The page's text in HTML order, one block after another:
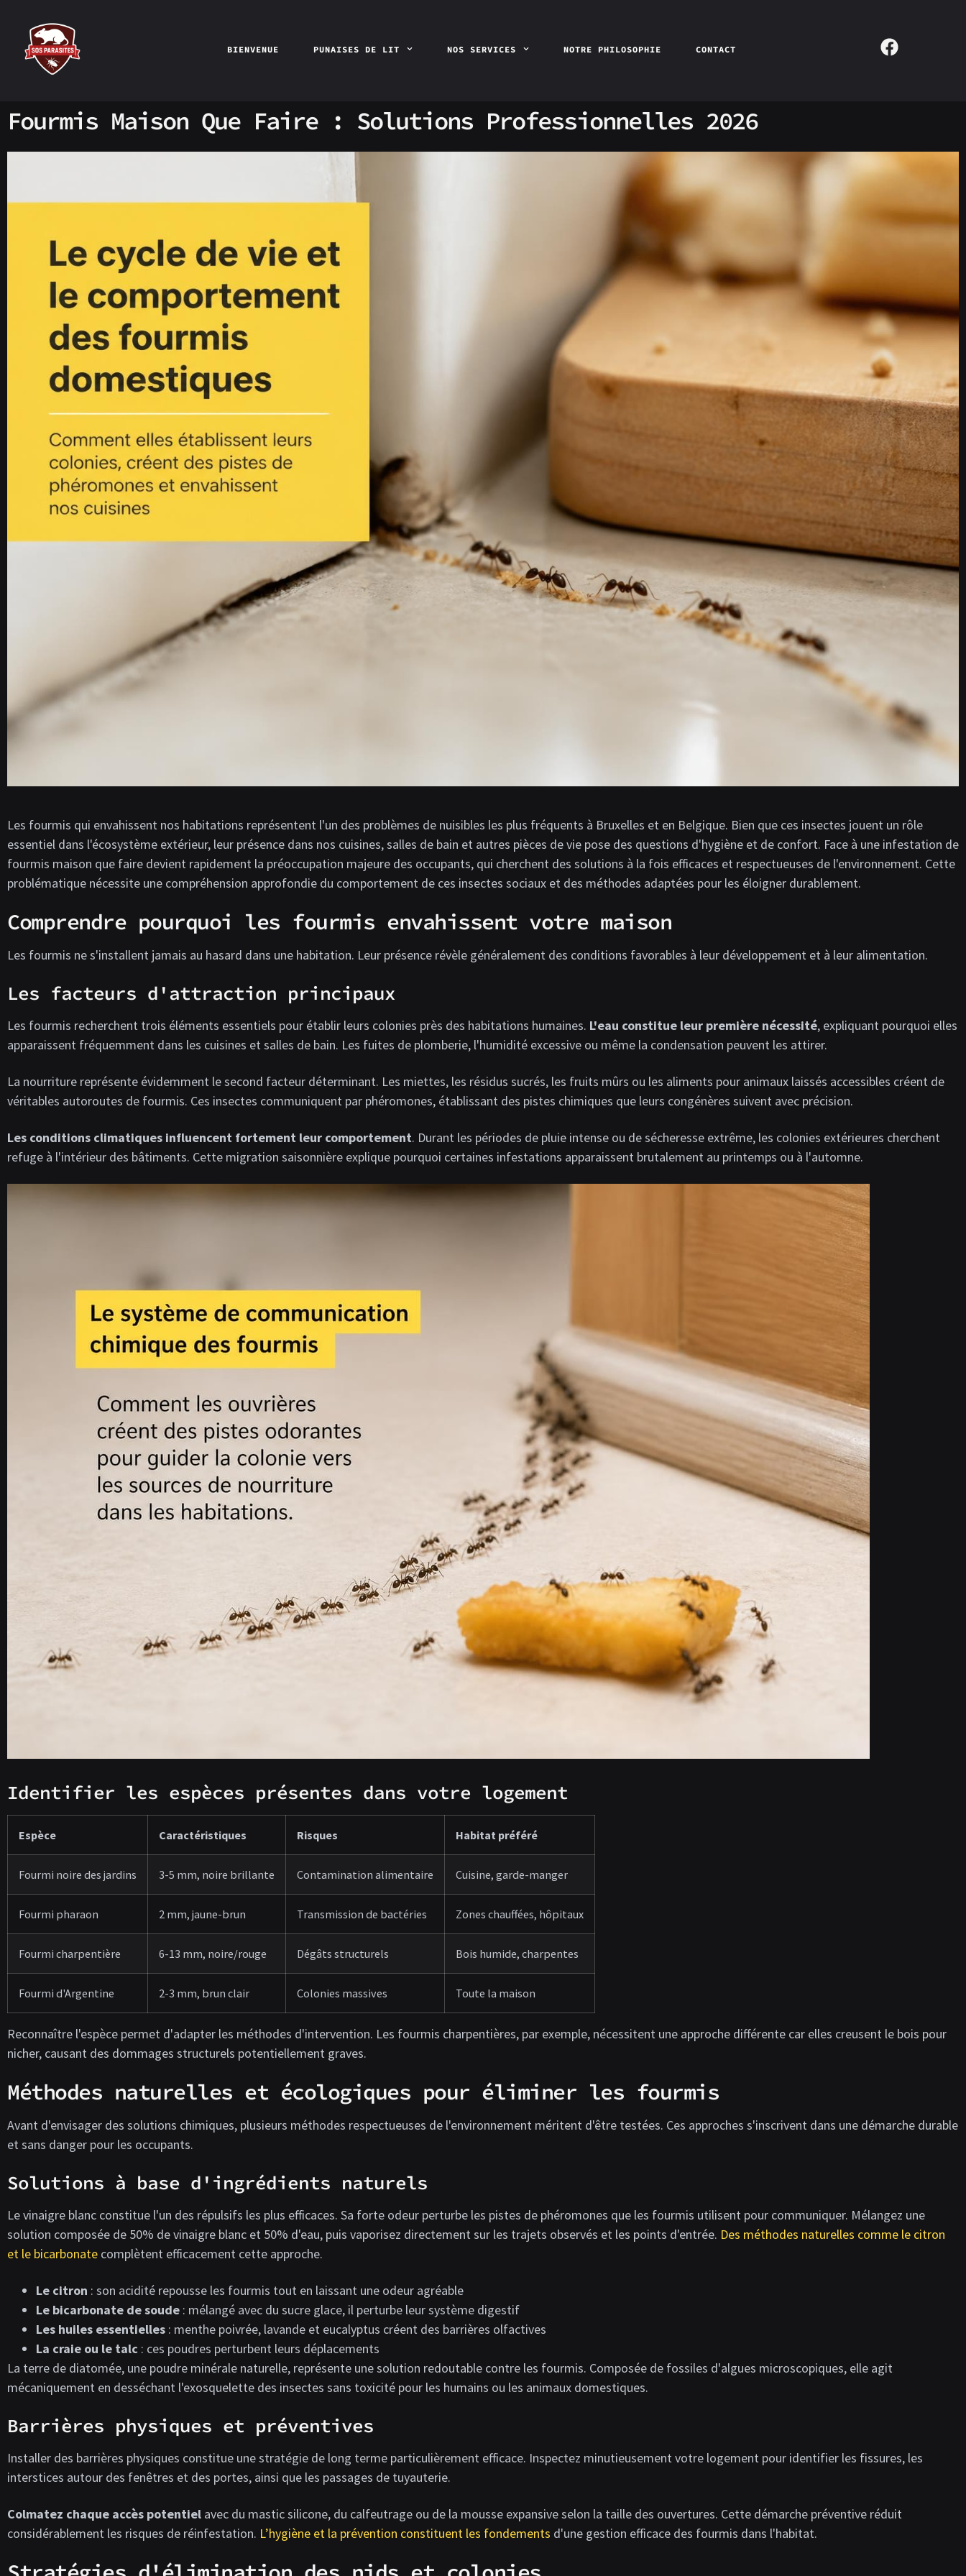
BIENVENUE PUNAISES DE LIT NOS SERVICES NOTRE PHILOSOPHIE CONTACT
Fourmis Maison Que Faire : Solutions Professionnelles 2026
Les fourmis qui envahissent nos habitations représentent l'un des problèmes de nuisibles les plus fréquents à Bruxelles et en Belgique. Bien que ces insectes jouent un rôle
essentiel dans l'écosystème extérieur, leur présence dans nos cuisines, salles de bain et autres pièces de vie pose des questions d'hygiène et de confort. Face à une infestation de
fourmis maison que faire devient rapidement la préoccupation majeure des occupants, qui cherchent des solutions à la fois efficaces et respectueuses de l'environnement. Cette
problématique nécessite une compréhension approfondie du comportement de ces insectes sociaux et des méthodes adaptées pour les éloigner durablement.
Comprendre pourquoi les fourmis envahissent votre maison
Les fourmis ne s'installent jamais au hasard dans une habitation. Leur présence révèle généralement des conditions favorables à leur développement et à leur alimentation.
Les facteurs d'attraction principaux
Les fourmis recherchent trois éléments essentiels pour établir leurs colonies près des habitations humaines. L'eau constitue leur première nécessité, expliquant pourquoi elles
apparaissent fréquemment dans les cuisines et salles de bain. Les fuites de plomberie, l'humidité excessive ou même la condensation peuvent les attirer.
La nourriture représente évidemment le second facteur déterminant. Les miettes, les résidus sucrés, les fruits mûrs ou les aliments pour animaux laissés accessibles créent de
véritables autoroutes de fourmis. Ces insectes communiquent par phéromones, établissant des pistes chimiques que leurs congénères suivent avec précision.
Les conditions climatiques influencent fortement leur comportement. Durant les périodes de pluie intense ou de sécheresse extrême, les colonies extérieures cherchent
refuge à l'intérieur des bâtiments. Cette migration saisonnière explique pourquoi certaines infestations apparaissent brutalement au printemps ou à l'automne.
Identifier les espèces présentes dans votre logement
Espèce Caractéristiques Risques Habitat préféré
Fourmi noire des jardins 3-5 mm, noire brillante Contamination alimentaire Cuisine, garde-manger
Fourmi pharaon 2 mm, jaune-brun Transmission de bactéries Zones chauffées, hôpitaux
Fourmi charpentière 6-13 mm, noire/rouge Dégâts structurels Bois humide, charpentes
Fourmi d'Argentine 2-3 mm, brun clair Colonies massives Toute la maison
Reconnaître l'espèce permet d'adapter les méthodes d'intervention. Les fourmis charpentières, par exemple, nécessitent une approche différente car elles creusent le bois pour
nicher, causant des dommages structurels potentiellement graves.
Méthodes naturelles et écologiques pour éliminer les fourmis
Avant d'envisager des solutions chimiques, plusieurs méthodes respectueuses de l'environnement méritent d'être testées. Ces approches s'inscrivent dans une démarche durable
et sans danger pour les occupants.
Solutions à base d'ingrédients naturels
Le vinaigre blanc constitue l'un des répulsifs les plus efficaces. Sa forte odeur perturbe les pistes de phéromones que les fourmis utilisent pour communiquer. Mélangez une
solution composée de 50% de vinaigre blanc et 50% d'eau, puis vaporisez directement sur les trajets observés et les points d'entrée. Des méthodes naturelles comme le citron
et le bicarbonate complètent efficacement cette approche.
Le citron : son acidité repousse les fourmis tout en laissant une odeur agréable
Le bicarbonate de soude : mélangé avec du sucre glace, il perturbe leur système digestif
Les huiles essentielles : menthe poivrée, lavande et eucalyptus créent des barrières olfactives
La craie ou le talc : ces poudres perturbent leurs déplacements
La terre de diatomée, une poudre minérale naturelle, représente une solution redoutable contre les fourmis. Composée de fossiles d'algues microscopiques, elle agit
mécaniquement en desséchant l'exosquelette des insectes sans toxicité pour les humains ou les animaux domestiques.
Barrières physiques et préventives
Installer des barrières physiques constitue une stratégie de long terme particulièrement efficace. Inspectez minutieusement votre logement pour identifier les fissures, les
interstices autour des fenêtres et des portes, ainsi que les passages de tuyauterie.
Colmatez chaque accès potentiel avec du mastic silicone, du calfeutrage ou de la mousse expansive selon la taille des ouvertures. Cette démarche préventive réduit
considérablement les risques de réinfestation. L’hygiène et la prévention constituent les fondements d'une gestion efficace des fourmis dans l'habitat.